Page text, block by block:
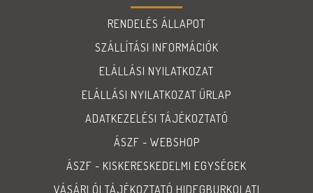
RENDELÉS ÁLLAPOT
SZÁLLÍTÁSI INFORMÁCIÓK
ELÁLLÁSI NYILATKOZAT
ELÁLLÁSI NYILATKOZAT ŰRLAP
ADATKEZELÉSI TÁJÉKOZTATÓ
ÁSZF - WEBSHOP
ÁSZF - KISKERESKEDELMI EGYSÉGEK
VÁSÁRLÓI TÁJÉKOZTATÓ HIDEGBURKOLATI